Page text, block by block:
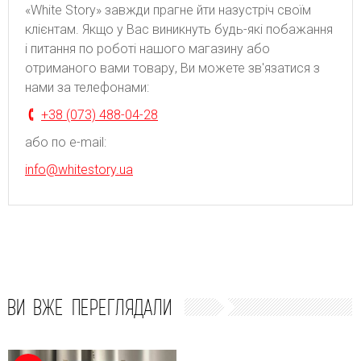
«White Story» завжди прагне йти назустріч своїм
клієнтам. Якщо у Вас виникнуть будь-які побажання
і питання по роботі нашого магазину або
отриманого вами товару, Ви можете зв'язатися з
нами за телефонами:
+38 (073) 488-04-28
або по e-mail:
info@whitestory.ua
ВИ ВЖЕ ПЕРЕГЛЯДАЛИ